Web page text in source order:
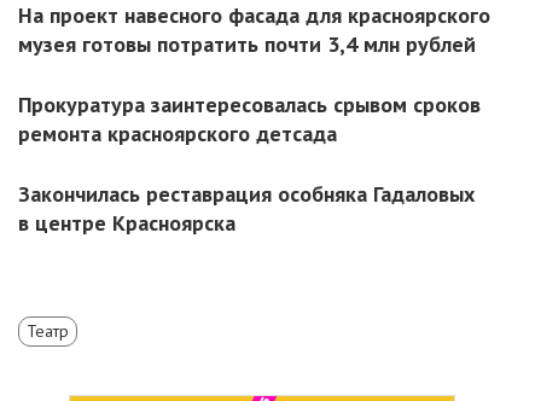
На проект навесного фасада для красноярского
музея готовы потратить почти 3,4 млн рублей
Прокуратура заинтересовалась срывом сроков
ремонта красноярского детсада
Закончилась реставрация особняка Гадаловых
в центре Красноярска
Театр